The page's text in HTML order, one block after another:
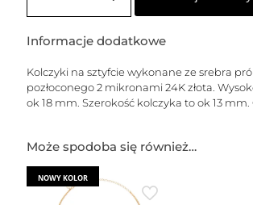
-Informacje dodatkowe
Kolczyki na sztyfcie wykonane ze srebra
pozłoconego 2 mikronami 24K złota.
ok 18 mm. Szerokość kolczyka to ok 13 mm.
Może spodoba się również…
NOWY KOLOR